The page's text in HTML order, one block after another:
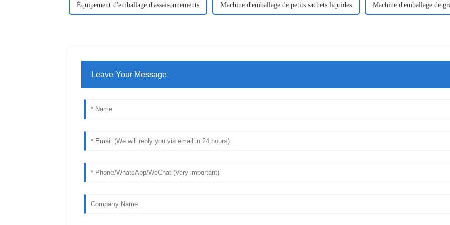
Équipement d'emballage d'assaisonnements Machine d'emballage de petits sachets liquides Machine d'emballage de
Leave Your Message